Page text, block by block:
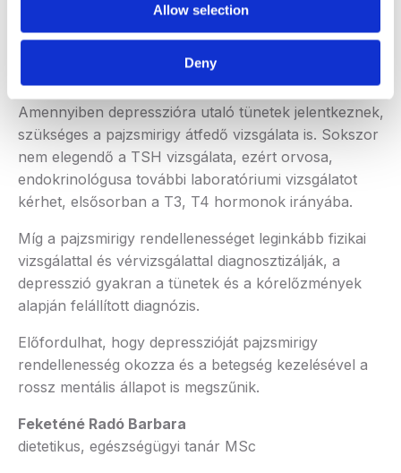
Allow selection
Deny
megemelkedett pulzusszám
magas vérnyomás
Amennyiben depresszióra utaló tünetek jelentkeznek,
szükséges a pajzsmirigy átfedő vizsgálata is. Sokszor
nem elegendő a TSH vizsgálata, ezért orvosa,
endokrinológusa további laboratóriumi vizsgálatot
kérhet, elsősorban a T3, T4 hormonok irányába.
Míg a pajzsmirigy rendellenességet leginkább fizikai
vizsgálattal és vérvizsgálattal diagnosztizálják, a
depresszió gyakran a tünetek és a kórelőzmények
alapján felállított diagnózis.
Előfordulhat, hogy depresszióját pajzsmirigy
rendellenesség okozza és a betegség kezelésével a
rossz mentális állapot is megszűnik.
Feketéné Radó Barbara
dietetikus, egészségügyi tanár MSc